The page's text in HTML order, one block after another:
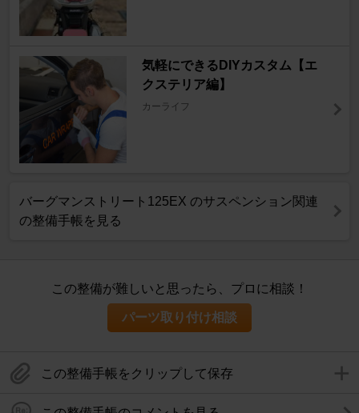
気軽にできるDIYカスタム【エ
クステリア編】
カーライフ
バーグマンストリート125EX のサスペンション関連
の整備手帳を見る
この整備が難しいと思ったら、プロに相談！
パーツ取り付け相談
この整備手帳をクリップして保存